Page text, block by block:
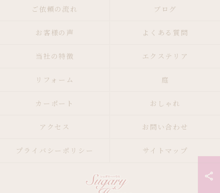
ご依頼の流れ ブログ
お客様の声 よくある質問
当社の特徴 エクステリア
リフォーム 庭
カーポート おしゃれ
アクセス お問い合わせ
プライバシーポリシー サイトマップ